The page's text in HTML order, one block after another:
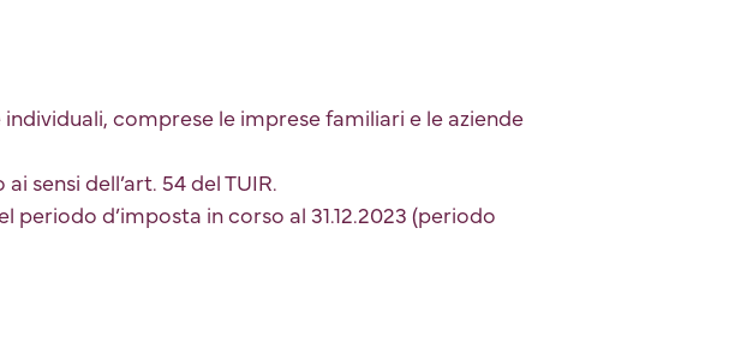
comprese le imprese familiari e le aziende
sensi dell’art. 54 del TUIR.
d’imposta in corso al 31.12.2023 (periodo